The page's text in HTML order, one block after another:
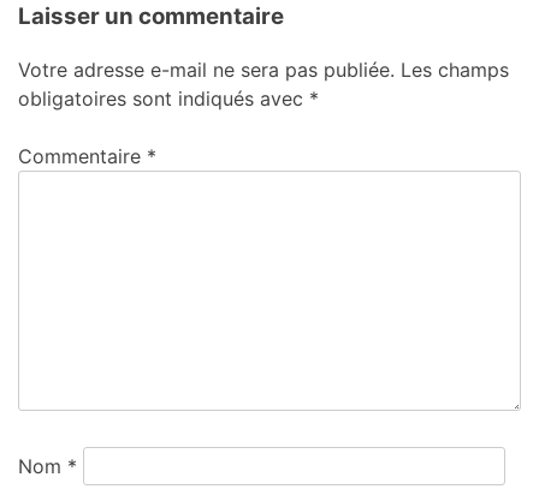
Laisser un commentaire
Votre adresse e-mail ne sera pas publiée. Les champs
obligatoires sont indiqués avec *
Commentaire *
Nom *